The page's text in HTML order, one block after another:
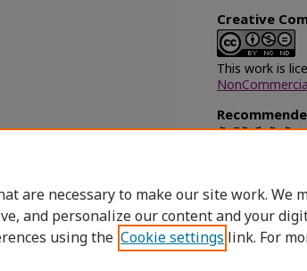
Creative
This work is
ตันติรัศมี, ทัศนันท
are necessary to make our site work. We
and personalize our content and your
using the Cookie settings link. For